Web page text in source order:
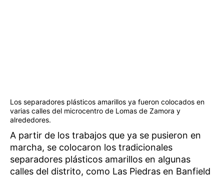
Los separadores plásticos amarillos ya fueron colocados en
varias calles del microcentro de Lomas de Zamora y
alrededores.
A partir de los trabajos que ya se pusieron en
marcha, se colocaron los tradicionales
separadores plásticos amarillos en algunas
calles del distrito, como Las Piedras en Banfield